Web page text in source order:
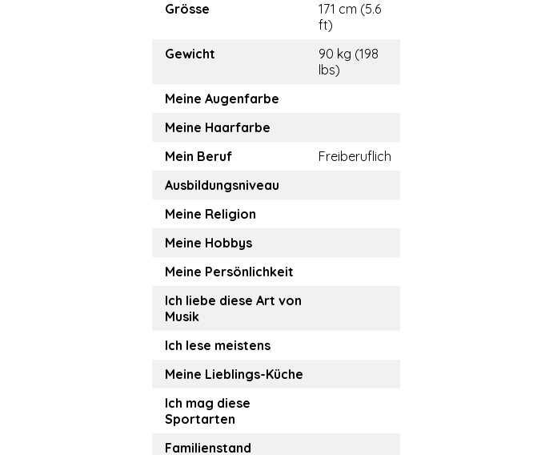
Grösse
171 cm (5.6
ft)
Gewicht
90 kg (198
lbs)
Meine Augenfarbe
Meine Haarfarbe
Mein Beruf
Freiberuflich
Ausbildungsniveau
Meine Religion
Meine Hobbys
Meine Persönlichkeit
Ich liebe diese Art von
Musik
Ich lese meistens
Meine Lieblings-Küche
Ich mag diese
Sportarten
Familienstand